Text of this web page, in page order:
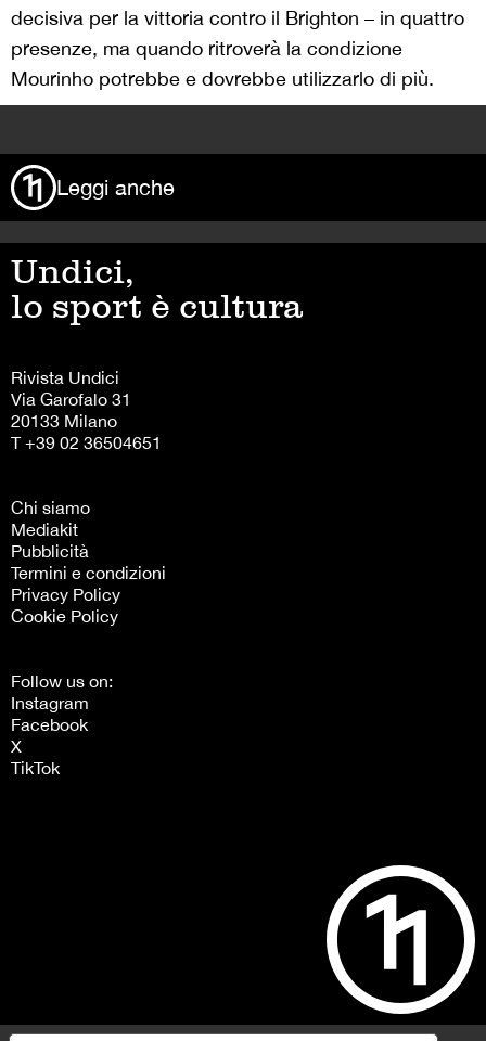
decisiva per la vittoria contro il Brighton – in quattro
presenze, ma quando ritroverà la condizione
Mourinho potrebbe e dovrebbe utilizzarlo di più.
Leggi anche
Undici,
lo sport è cultura
Rivista Undici
Via Garofalo 31
20133 Milano
T +39 02 36504651
Chi siamo
Mediakit
Pubblicità
Termini e condizioni
Privacy Policy
Cookie Policy
Follow us on:
Instagram
Facebook
X
TikTok